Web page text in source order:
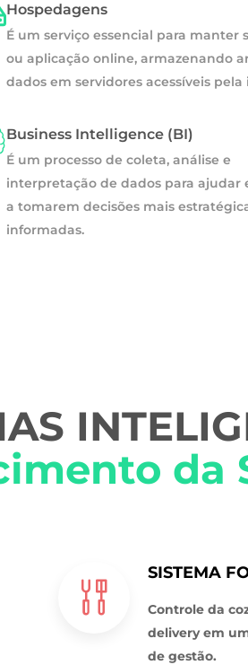
Hospedagens
É um serviço essencial para manter
ou aplicação online, armazenando
dados em servidores acessíveis
Business Intelligence (BI)
É um processo de coleta, análise e
interpretação de dados para ajudar
a tomarem decisões mais
informadas.
da
SISTEMA
Controle da
delivery em
de gestão.